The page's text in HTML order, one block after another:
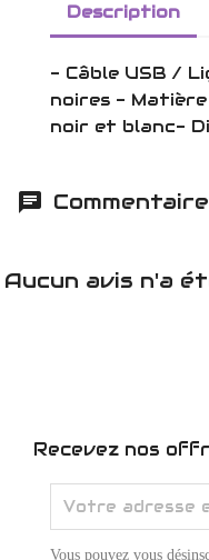
Description
- Câble USB /
noires -
noir et blanc-
Aucun avis n'a
Recevez nos
Vous pouvez vous